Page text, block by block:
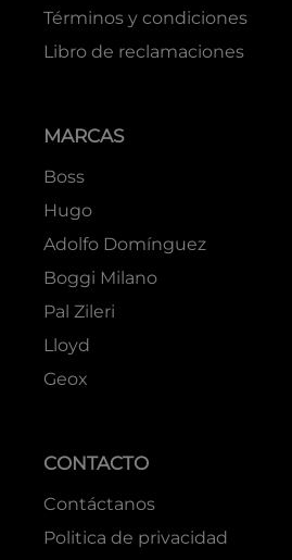
Términos y condiciones
Libro de reclamaciones
MARCAS
Boss
Hugo
Adolfo Domínguez
Boggi Milano
Pal Zileri
Lloyd
Geox
CONTACTO
Contáctanos
Politica de privacidad